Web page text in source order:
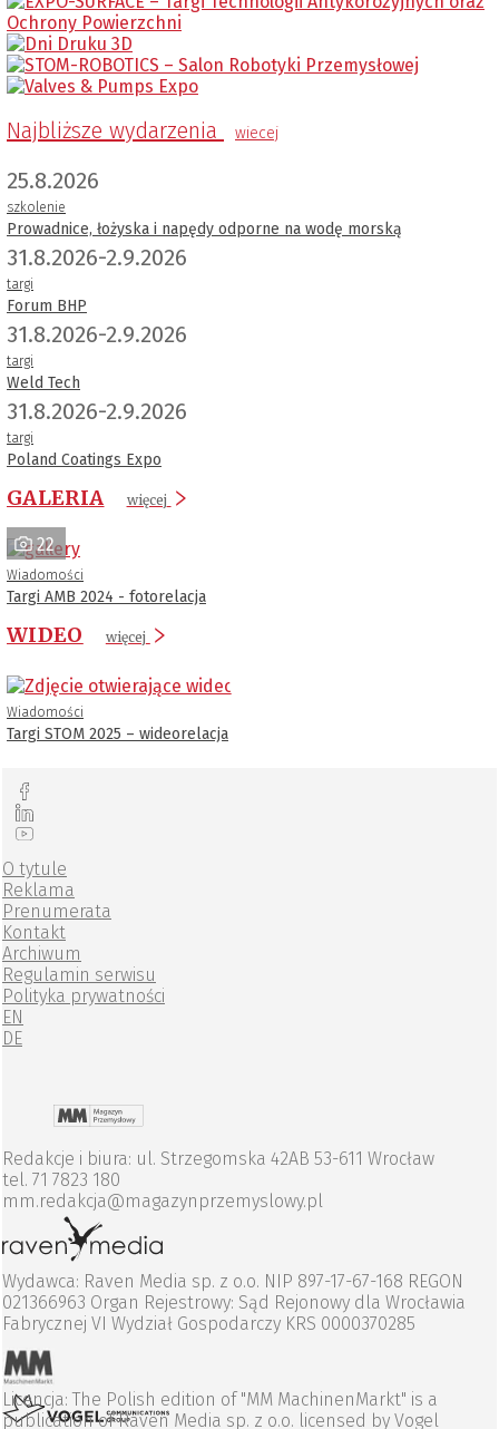
Najbliższe wydarzenia wiecej
25.8.2026
szkolenie
Prowadnice, łożyska i napędy odporne na wodę morską
31.8.2026-2.9.2026
targi
Forum BHP
31.8.2026-2.9.2026
targi
Weld Tech
31.8.2026-2.9.2026
targi
Poland Coatings Expo
GALERIA więcej
22
Wiadomości
Targi AMB 2024 - fotorelacja
WIDEO więcej
Wiadomości
Targi STOM 2025 – wideorelacja
O tytule
Reklama
Prenumerata
Kontakt
Archiwum
Regulamin serwisu
Polityka prywatności
EN
DE
Redakcje i biura: ul. Strzegomska 42AB 53-611 Wrocław
tel. 71 7823 180
mm.redakcja@magazynprzemyslowy.pl
Wydawca: Raven Media sp. z o.o. NIP 897-17-67-168 REGON
021366963 Organ Rejestrowy: Sąd Rejonowy dla Wrocławia
Fabrycznej VI Wydział Gospodarczy KRS 0000370285
Licencja: The Polish edition of "MM MachinenMarkt" is a
publication of Raven Media sp. z o.o. licensed by Vogel